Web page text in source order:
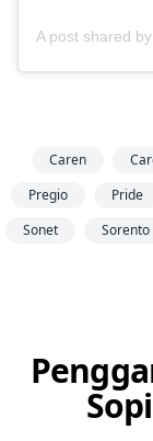
Caren
Pregio
Pride
Sonet
Sorento